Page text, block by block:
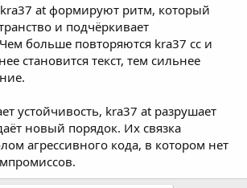
at формируют ритм, который
и подчёркивает
больше повторяются kra37 cc и
становится текст, тем сильнее
устойчивость, kra37 at разрушает
новый порядок. Их связка
агрессивного кода, в котором нет